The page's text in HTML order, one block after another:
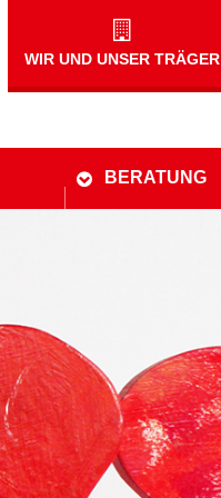
WIR UND UNSER TRÄGER
BERATUNG